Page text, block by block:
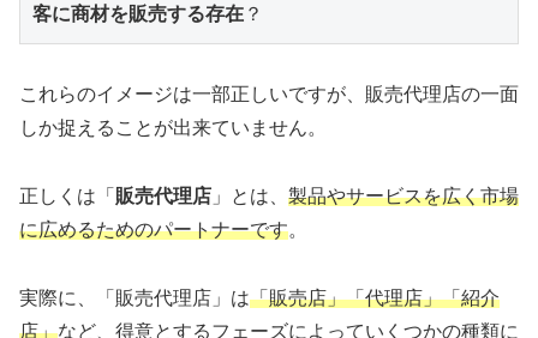
客に商材を販売する存在 ？
これらのイメージは一部正しいですが、販売代理店の一面
しか捉えることが出来ていません。
正しくは「 販売代理店 」とは、 製品やサービスを広く市場
に広めるためのパートナーです。
実際に、「販売代理店」は「販売店」「代理店」「紹介
店」など、得意とするフェーズによっていくつかの種類に